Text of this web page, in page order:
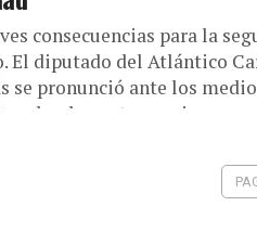
consecuencias para la
El diputado del Atlántico
se pronunció ante los
sobre la controversia